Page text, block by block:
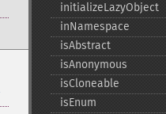
initializeLazyObject
inNamespace
isAbstract
isAnonymous
isCloneable
isEnum